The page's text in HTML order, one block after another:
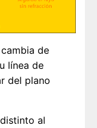
cambia de
línea de
del plano
al